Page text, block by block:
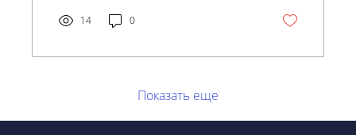
14 0
Показать еще